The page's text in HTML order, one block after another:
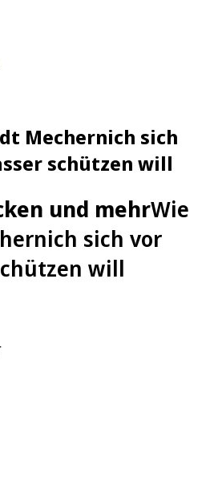
Mechernich sich
schützen will
und mehrWie
sich vor
will